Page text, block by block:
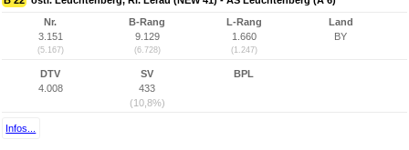
Nr.
3.151
(5.167)
B-Rang
9.129
(6.728)
L-Rang
1.660
(1.247)
Land
BY
DTV
4.008
SV
433
(10,8%)
BPL
Infos...